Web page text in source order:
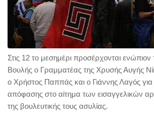
Στις 12 το μεσημέρι προσέρχονται ενώπιον
Βουλής ο Γραμματέας της Χρυσής Αυγής
ο Χρήστος Παππάς και ο Γιάννης Λαγός
απόφασης στο αίτημα των εισαγγελικών
της βουλευτικής τους ασυλίας.